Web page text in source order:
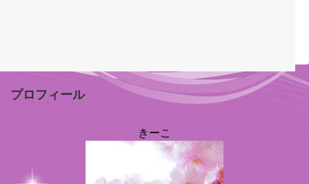
プロフィール
きーこ